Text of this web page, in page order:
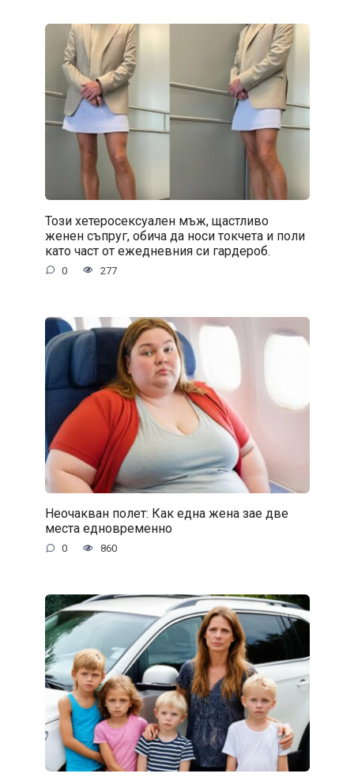
Този хетеросексуален мъж, щастливо
женен съпруг, обича да носи токчета и поли
като част от ежедневния си гардероб.
0 277
Неочакван полет: Как една жена зае две
места едновременно
0 860